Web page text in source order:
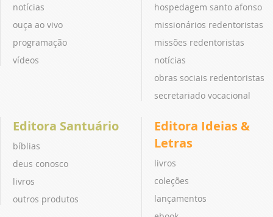
notícias
ouça ao vivo
programação
vídeos
hospedagem santo afonso
missionários redentoristas
missões redentoristas
notícias
obras sociais redentoristas
secretariado vocacional
Editora Santuário
bíblias
deus conosco
livros
outros produtos
Editora Ideias &
Letras
livros
coleções
lançamentos